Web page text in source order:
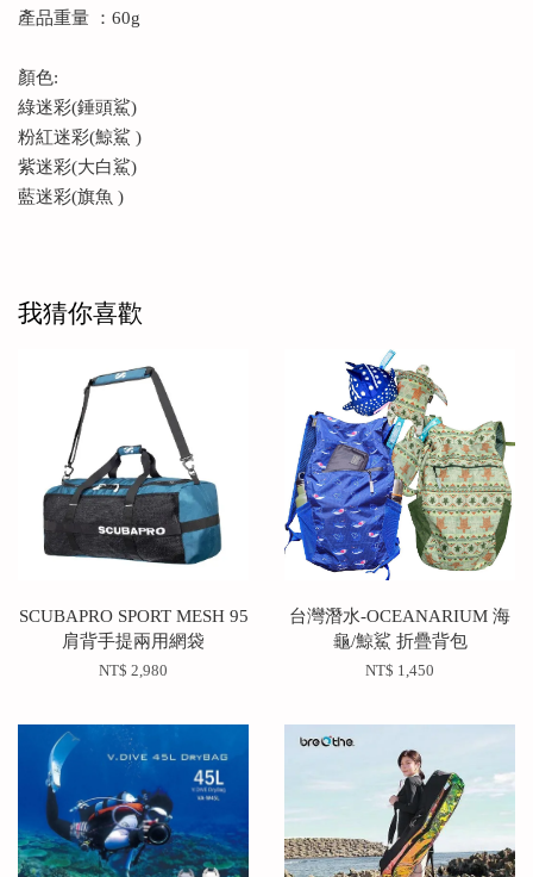
產品重量 ：60g
顏色:
綠迷彩(錘頭鯊)
粉紅迷彩(鯨鯊 )
紫迷彩(大白鯊)
藍迷彩(旗魚 )
我猜你喜歡
SCUBAPRO SPORT MESH 95
肩背手提兩用網袋
NT$ 2,980
台灣潛水-OCEANARIUM 海
龜/鯨鯊 折疊背包
NT$ 1,450